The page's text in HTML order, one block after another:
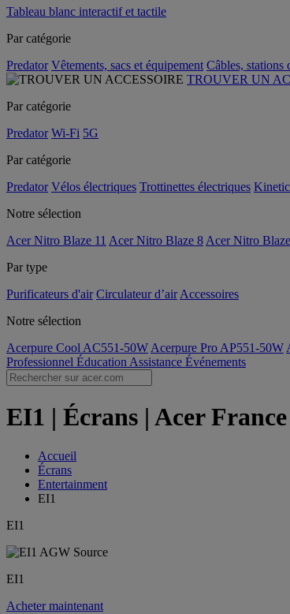
Tableau blanc interactif et tactile
Par catégorie
Predator Vêtements, sacs et équipement Câbles, stations
TROUVER UN
Par catégorie
Predator Wi-Fi 5G
Par catégorie
Predator Vélos électriques Trottinettes électriques
Notre sélection
Acer Nitro Blaze 11 Acer Nitro Blaze 8 Acer Nitro
Par type
Purificateurs d'air Circulateur d’air Accessoires
Notre sélection
Acerpure Cool AC551-50W Acerpure Pro AP551-50W
Professionnel Éducation Assistance Événements
EI1 | Écrans | Acer France
Accueil
Écrans
Entertainment
EI1
EI1
EI1
Acheter maintenant